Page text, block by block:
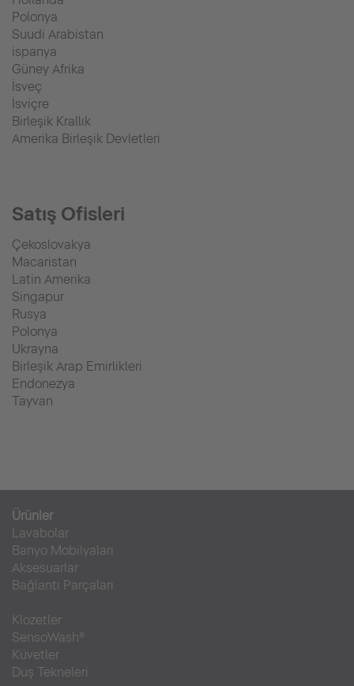
Polonya
Suudi Arabistan
ispanya
Güney Afrika
İsveç
İsviçre
Birleşik Krallık
Amerika Birleşik Devletleri
Satış Ofisleri
Çekoslovakya
Macaristan
Latin Amerika
Singapur
Rusya
Polonya
Ukrayna
Birleşik Arap Emirlikleri
Endonezya
Tayvan
Ürünler
Lavabolar
Banyo Mobilyaları
Aksesuarlar
Bağlantı Parçaları
Klozetler
SensoWash®
Küvetler
Duş Tekneleri